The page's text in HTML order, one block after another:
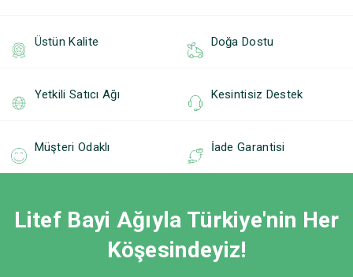
Üstün Kalite Doğa Dostu
Yetkili Satıcı Ağı Kesintisiz Destek
Müşteri Odaklı İade Garantisi
Litef Bayi Ağıyla Türkiye'nin Her
Köşesindeyiz!